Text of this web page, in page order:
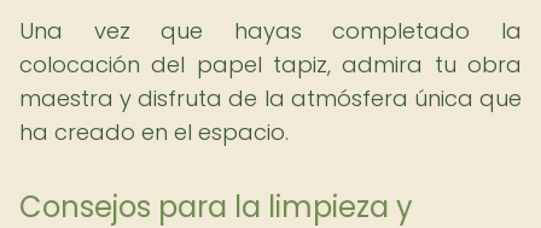
Una vez que hayas completado la
colocación del papel tapiz, admira tu obra
maestra y disfruta de la atmósfera única que
ha creado en el espacio.
Consejos para la limpieza y